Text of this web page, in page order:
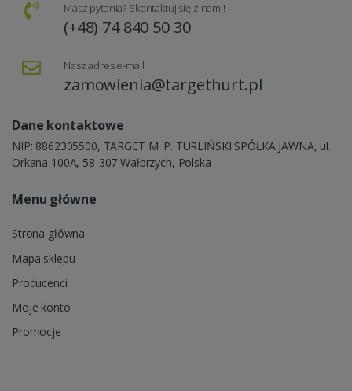
Masz pytania? Skontaktuj się z nami!
(+48) 74 840 50 30
Nasz adres e-mail
zamowienia@targethurt.pl
Dane kontaktowe
NIP: 8862305500, TARGET M. P. TURLIŃSKI SPÓŁKA JAWNA, ul.
Orkana 100A, 58-307 Wałbrzych, Polska
Menu główne
Strona główna
Mapa sklepu
Producenci
Moje konto
Promocje